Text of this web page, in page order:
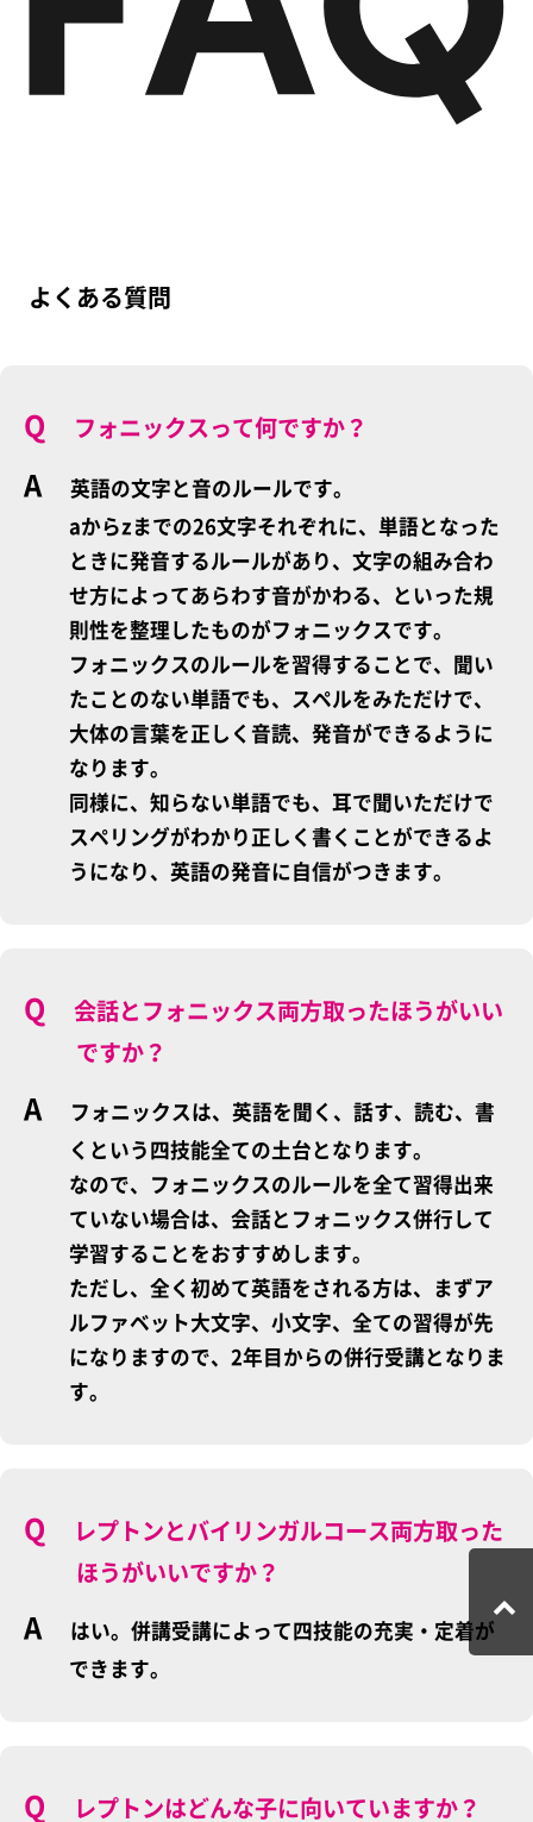
よくある質問
フォニックスって何ですか？
英語の文字と音のルールです。
aからzまでの26文字それぞれに、単語となった
ときに発音するルールがあり、文字の組み合わ
せ方によってあらわす音がかわる、といった規
則性を整理したものがフォニックスです。
フォニックスのルールを習得することで、聞い
たことのない単語でも、スペルをみただけで、
大体の言葉を正しく音読、発音ができるように
なります。
同様に、知らない単語でも、耳で聞いただけで
スペリングがわかり正しく書くことができるよ
うになり、英語の発音に自信がつきます。
会話とフォニックス両方取ったほうがいい
ですか？
フォニックスは、英語を聞く、話す、読む、書
くという四技能全ての土台となります。
なので、フォニックスのルールを全て習得出来
ていない場合は、会話とフォニックス併行して
学習することをおすすめします。
ただし、全く初めて英語をされる方は、まずア
ルファベット大文字、小文字、全ての習得が先
になりますので、2年目からの併行受講となりま
す。
レプトンとバイリンガルコース両方取った
ほうがいいですか？
はい。併講受講によって四技能の充実・定着が
できます。
レプトンはどんな子に向いていますか？